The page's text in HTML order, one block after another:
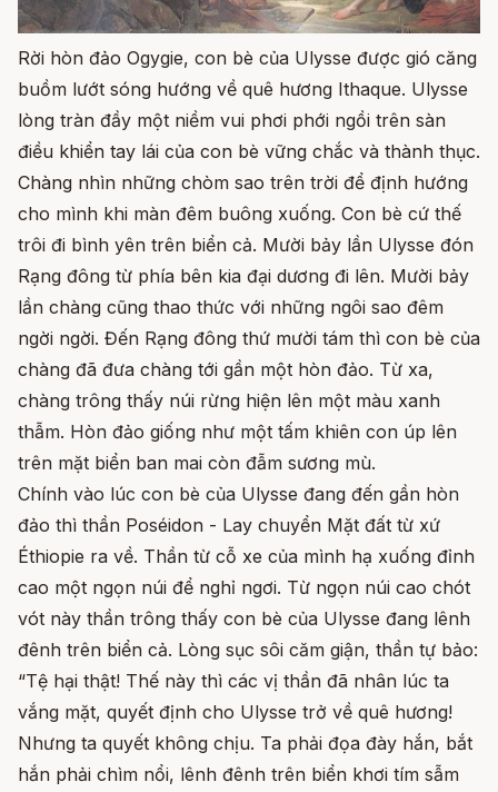
Rời hòn đảo Ogygie, con bè của Ulysse được gió căng
buồm lướt sóng hướng về quê hương Ithaque. Ulysse
lòng tràn đầy một niềm vui phơi phới ngồi trên sàn
điều khiển tay lái của con bè vững chắc và thành thục.
Chàng nhìn những chòm sao trên trời để định hướng
cho mình khi màn đêm buông xuống. Con bè cứ thế
trôi đi bình yên trên biển cả. Mười bảy lần Ulysse đón
Rạng đông từ phía bên kia đại dương đi lên. Mười bảy
lần chàng cũng thao thức với những ngôi sao đêm
ngời ngời. Đến Rạng đông thứ mười tám thì con bè của
chàng đã đưa chàng tới gần một hòn đảo. Từ xa,
chàng trông thấy núi rừng hiện lên một màu xanh
thẫm. Hòn đảo giống như một tấm khiên con úp lên
trên mặt biển ban mai còn đẫm sương mù.
Chính vào lúc con bè của Ulysse đang đến gần hòn
đảo thì thần Poséidon - Lay chuyển Mặt đất từ xứ
Éthiopie ra về. Thần từ cỗ xe của mình hạ xuống đỉnh
cao một ngọn núi để nghỉ ngơi. Từ ngọn núi cao chót
vót này thần trông thấy con bè của Ulysse đang lênh
đênh trên biển cả. Lòng sục sôi căm giận, thần tự bảo:
“Tệ hại thật! Thế này thì các vị thần đã nhân lúc ta
vắng mặt, quyết định cho Ulysse trở về quê hương!
Nhưng ta quyết không chịu. Ta phải đọa đày hắn, bắt
hắn phải chìm nổi, lênh đênh trên biển khơi tím sẫm